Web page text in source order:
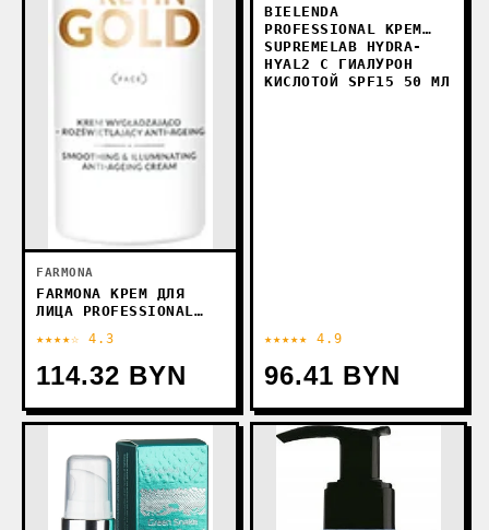
FARMONA
FARMONA КРЕМ ДЛЯ
ЛИЦА PROFESSIONAL
РАЗГЛАЖИВАЮЩИЙ И
ВЫРАВНИВАЮЩИЙ ТОН.
ANTI AGEING 150 МЛ
★★★★☆ 4.3
114.32 BYN
BIELENDA
PROFESSIONAL КРЕМ
SUPREMELAB HYDRA-
HYAL2 С ГИАЛУРОН
КИСЛОТОЙ SPF15 50 МЛ
★★★★★ 4.9
96.41 BYN